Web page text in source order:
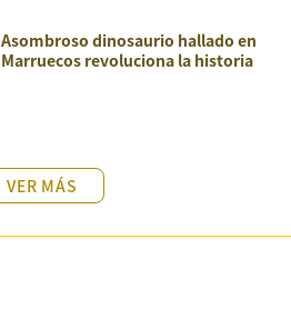
Asombroso dinosaurio hallado en
Marruecos revoluciona la historia
VER MÁS